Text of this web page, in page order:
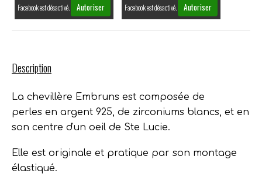
Facebook est désactivé. Autoriser Facebook est désactivé. Autoriser
Description
La chevillère Embruns est composée de
perles en argent 925, de zirconiums blancs, et en
son centre d'un oeil de Ste Lucie.
Elle est originale et pratique par son montage
élastiqué.